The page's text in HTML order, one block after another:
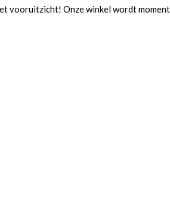
vooruitzicht! Onze winkel wordt